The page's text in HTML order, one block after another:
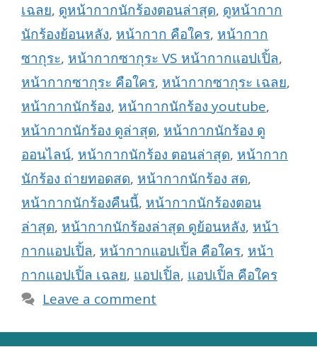
เฉลย, ดูหน้ากากนักร้องตอนล่าสุด, ดูหน้ากาก
นักร้องย้อนหลัง, หน้ากาก คือใคร, หน้ากาก
ซากุระ, หน้ากากซากุระ VS หน้ากากแอปเปิ้ล,
หน้ากากซากุระ คือใคร, หน้ากากซากุระ เฉลย,
หน้ากากนักร้อง, หน้ากากนักร้อง youtube,
หน้ากากนักร้อง ดูล่าสุด, หน้ากากนักร้อง ดู
ออนไลน์, หน้ากากนักร้อง ตอนล่าสุด, หน้ากาก
นักร้อง ถ่ายทอดสด, หน้ากากนักร้อง สด,
หน้ากากนักร้องคืนนี้, หน้ากากนักร้องตอน
ล่าสุด, หน้ากากนักร้องล่าสุด ดูย้อนหลัง, หน้า
กากแอปเปิ้ล, หน้ากากแอปเปิ้ล คือใคร, หน้า
กากแอปเปิ้ล เฉลย, แอปเปิ้ล, แอปเปิ้ล คือใคร
Leave a comment